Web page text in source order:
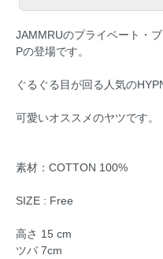
JAMMRUのプライベート・
Pの登場です。
ぐるぐる目が回る人気の
可愛いオススメのヤツです。
素材：COTTON 100%
SIZE : Free
高さ 15 cm
ツバ 7cm